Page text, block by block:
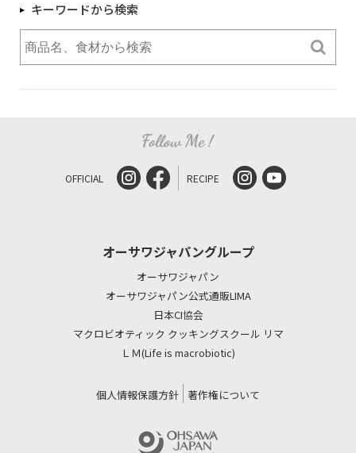
キーワードから検索
OFFICIAL RECIPE
オーサワジャパングループ
オーサワジャパン
オーサワジャパン公式通販LIMA
日本CI協会
マクロビオティック クッキングスクール リマ
ＬＭ(Life is macrobiotic)
個人情報保護方針 著作権について